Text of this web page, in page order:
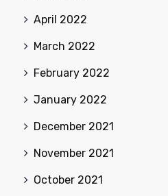
April 2022
March 2022
February 2022
January 2022
December 2021
November 2021
October 2021